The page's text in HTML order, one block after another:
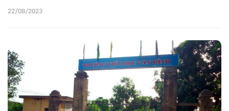
Tuy nhiên, trên thực tế, hầu như phụ huynh nào cũng
sinh của một số tỉnh, thành phố.
22/08/2023